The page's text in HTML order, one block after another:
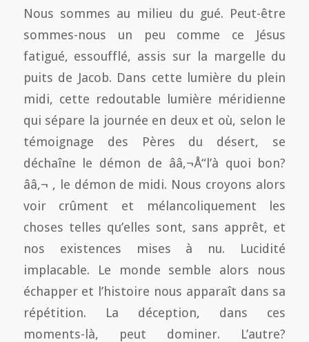
Nous sommes au milieu du gué. Peut-être
sommes-nous un peu comme ce Jésus
fatigué, essoufflé, assis sur la margelle du
puits de Jacob. Dans cette lumière du plein
midi, cette redoutable lumière méridienne
qui sépare la journée en deux et où, selon le
témoignage des Pères du désert, se
déchaîne le démon de ââ‚¬Å“l’à quoi bon?
ââ‚¬ , le démon de midi. Nous croyons alors
voir crûment et mélancoliquement les
choses telles qu’elles sont, sans apprêt, et
nos existences mises à nu. Lucidité
implacable. Le monde semble alors nous
échapper et l’histoire nous apparaît dans sa
répétition. La déception, dans ces
moments-là, peut dominer. L’autre?